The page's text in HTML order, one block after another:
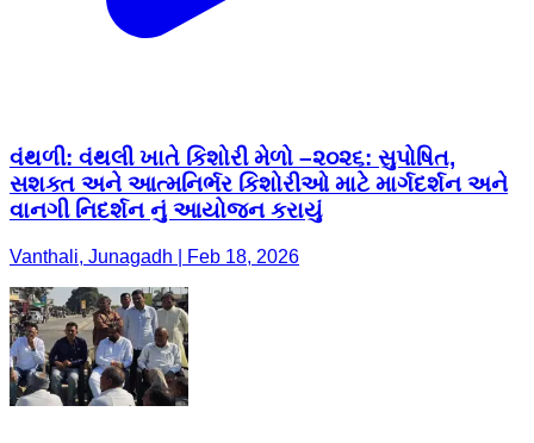
વંથળી: વંથલી ખાતે કિશોરી મેળો –૨૦૨૬: સુપોષિત,
સશક્ત અને આત્મનિર્ભર કિશોરીઓ માટે માર્ગદર્શન અને
વાનગી નિદર્શન નું આયોજન કરાયું
Vanthali, Junagadh | Feb 18, 2026